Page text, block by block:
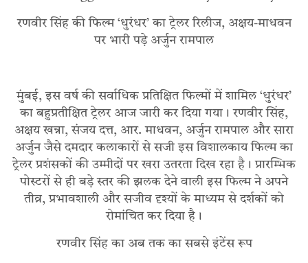
रणवीर सिंह की फिल्म ‘धुरंधर’ का ट्रेलर रिलीज, अक्षय-माधवन
पर भारी पड़े अर्जुन रामपाल
मुंबई, इस वर्ष की सर्वाधिक प्रतिक्षित फिल्मों में शामिल ‘धुरंधर’
का बहुप्रतीक्षित ट्रेलर आज जारी कर दिया गया। रणवीर सिंह,
अक्षय खन्ना, संजय दत्त, आर. माधवन, अर्जुन रामपाल और सारा
अर्जुन जैसे दमदार कलाकारों से सजी इस विशालकाय फिल्म का
ट्रेलर प्रशंसकों की उम्मीदों पर खरा उतरता दिख रहा है। प्रारम्भिक
पोस्टरों से ही बड़े स्तर की झलक देने वाली इस फिल्म ने अपने
तीव्र, प्रभावशाली और सजीव दृश्यों के माध्यम से दर्शकों को
रोमांचित कर दिया है।
रणवीर सिंह का अब तक का सबसे इंटेंस रूप